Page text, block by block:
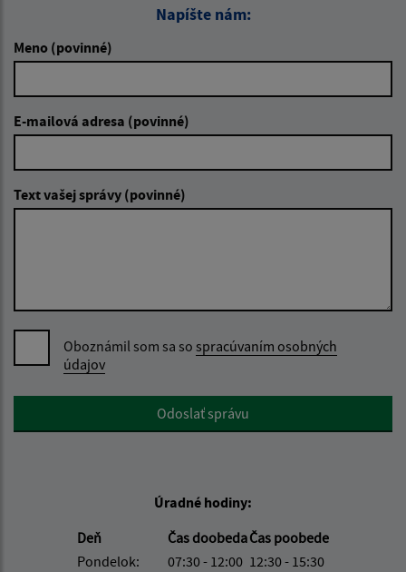
Napíšte nám:
Meno (povinné)
E-mailová adresa (povinné)
Text vašej správy (povinné)
Oboznámil som sa so spracúvaním osobných
údajov
Google reCaptcha ResponseOdoslať správu
Úradné hodiny:
Deň
Čas doobedaČas poobede
Pondelok:
07:30 - 12:00 12:30 - 15:30